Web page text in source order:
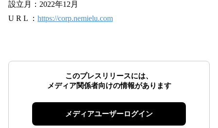
設立月：2022年12月
U R L ： https://corp.nemielu.com
このプレスリリースには、
メディア関係者向けの情報があります
メディアユーザーログイン